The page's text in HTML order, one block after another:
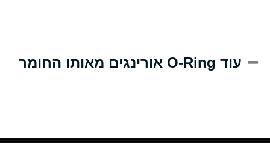
(Aqueous) עוד O-Ring אורינגים מאותו החומר